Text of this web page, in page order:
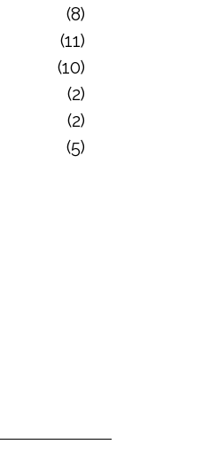
8
11
10
2
2
5